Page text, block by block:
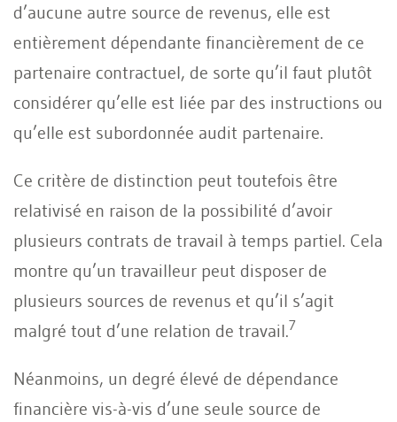
d’aucune autre source de revenus, elle est
entièrement dépendante financièrement de ce
partenaire contractuel, de sorte qu’il faut plutôt
considérer qu’elle est liée par des instructions ou
qu’elle est subordonnée audit partenaire.
Ce critère de distinction peut toutefois être
relativisé en raison de la possibilité d’avoir
plusieurs contrats de travail à temps partiel. Cela
montre qu’un travailleur peut disposer de
plusieurs sources de revenus et qu’il s’agit
malgré tout d’une relation de travail.7
Néanmoins, un degré élevé de dépendance
financière vis-à-vis d’une seule source de